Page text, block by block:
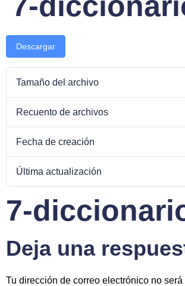
Descargar
Tamaño del archivo
Recuento de archivos
Fecha de creación
Última actualización
7-
Deja una
Tu dirección de correo electrónico no